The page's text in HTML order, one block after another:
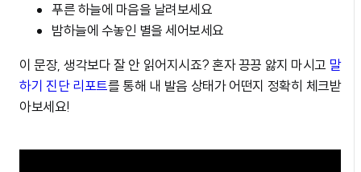
푸른 하늘에 마음을 날려보세요
밤하늘에 수놓인 별을 세어보세요
이 문장, 생각보다 잘 안 읽어지시죠? 혼자 끙끙 앓지 마시고 말
하기 진단 리포트를 통해 내 발음 상태가 어떤지 정확히 체크받
아보세요!